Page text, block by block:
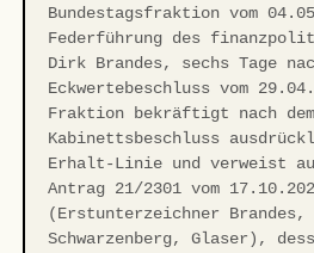
Bundestagsfraktion vom
Federführung des
Dirk Brandes, sechs Tage
Eckwertebeschluss vom
Fraktion bekräftigt nach dem
Kabinettsbeschluss
Erhalt-Linie und verweist
Antrag 21/2301 vom
(Erstunterzeichner Brandes,
Schwarzenberg, Glaser),